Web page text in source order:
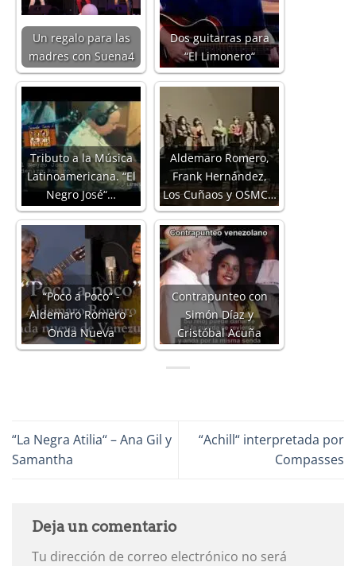
Un regalo para las
madres con Suena4
Dos guitarras para
“El Limonero“
Tributo a la Música
Latinoamericana. “El
Negro José“…
Aldemaro Romero,
Frank Hernández,
Los Cuñaos y OSMC…
“Poco a Poco“ -
Aldemaro Romero -
Onda Nueva
Contrapunteo con
Simón Díaz y
Cristóbal Acuña
“La Negra Atilia“ – Ana Gil y
Samantha
“Achill“ interpretada por
Compasses
Deja un comentario
Tu dirección de correo electrónico no será